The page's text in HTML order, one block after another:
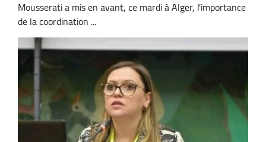
Mousserati a mis en avant, ce mardi à Alger, l'importance
de la coordination ...